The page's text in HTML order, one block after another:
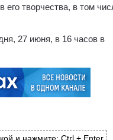
его творчества, в том
27 июня, в 16 часов в